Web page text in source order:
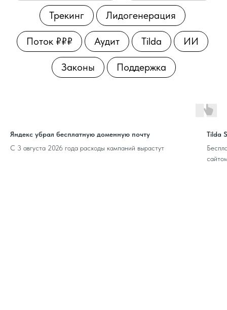
Трекинг Лидогенерация
Поток ₽₽₽ Аудит Tilda ИИ
Законы Поддержка
Яндекс убрал бесплатную доменную почту
С 3 августа 2026 года расходы кампаний вырастут
Tilda